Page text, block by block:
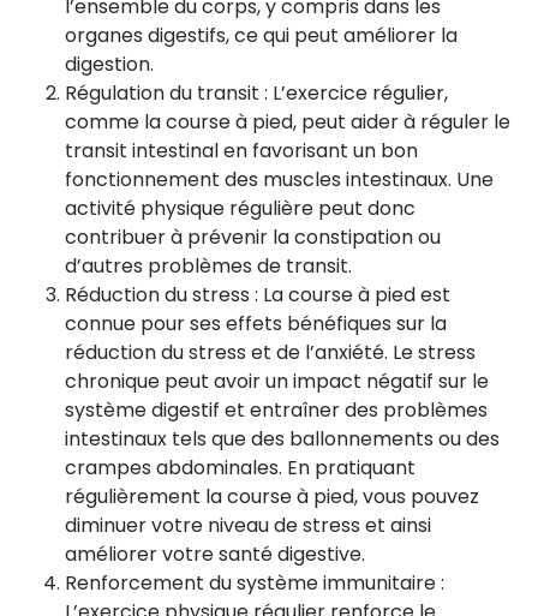
l’ensemble du corps, y compris dans les
organes digestifs, ce qui peut améliorer la
digestion.
Régulation du transit : L’exercice régulier,
comme la course à pied, peut aider à réguler le
transit intestinal en favorisant un bon
fonctionnement des muscles intestinaux. Une
activité physique régulière peut donc
contribuer à prévenir la constipation ou
d’autres problèmes de transit.
Réduction du stress : La course à pied est
connue pour ses effets bénéfiques sur la
réduction du stress et de l’anxiété. Le stress
chronique peut avoir un impact négatif sur le
système digestif et entraîner des problèmes
intestinaux tels que des ballonnements ou des
crampes abdominales. En pratiquant
régulièrement la course à pied, vous pouvez
diminuer votre niveau de stress et ainsi
améliorer votre santé digestive.
Renforcement du système immunitaire :